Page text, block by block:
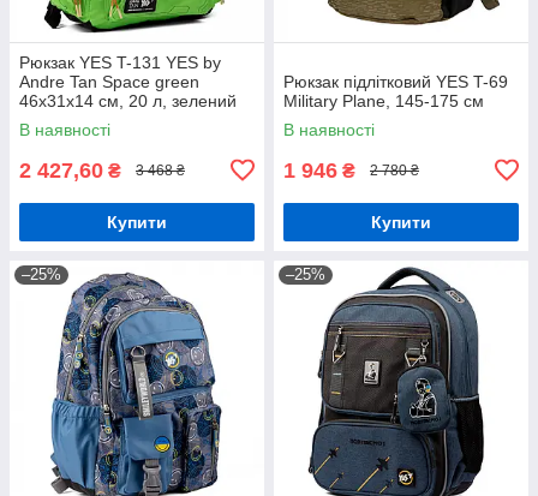
Рюкзак YES T-131 YES by
Andre Tan Space green
46х31х14 см, 20 л, зелений
(559049)
В наявності
2 427,60 ₴ 3 468 ₴
Купити
Рюкзак підлітковий YES T-69
Military Plane, 145-175 см
В наявності
1 946 ₴ 2 780 ₴
Купити
–25% –25%